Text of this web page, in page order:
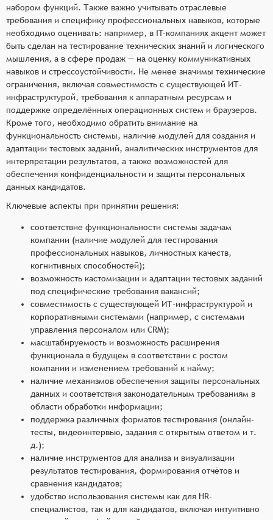
набором функций. Также важно учитывать отраслевые
требования и специфику профессиональных навыков, которые
необходимо оценивать: например, в IT-компаниях акцент может
быть сделан на тестирование технических знаний и логического
мышления, а в сфере продаж — на оценку коммуникативных
навыков и стрессоустойчивости. Не менее значимы технические
ограничения, включая совместимость с существующей ИТ-
инфраструктурой, требования к аппаратным ресурсам и
поддержке определённых операционных систем и браузеров.
Кроме того, необходимо обратить внимание на
функциональность системы, наличие модулей для создания и
адаптации тестовых заданий, аналитических инструментов для
интерпретации результатов, а также возможностей для
обеспечения конфиденциальности и защиты персональных
данных кандидатов.
Ключевые аспекты при принятии решения:
соответствие функциональности системы задачам
компании (наличие модулей для тестирования
профессиональных навыков, личностных качеств,
когнитивных способностей);
возможность кастомизации и адаптации тестовых заданий
под специфические требования вакансий;
совместимость с существующей ИТ-инфраструктурой и
корпоративными системами (например, с системами
управления персоналом или CRM);
масштабируемость и возможность расширения
функционала в будущем в соответствии с ростом
компании и изменением требований к найму;
наличие механизмов обеспечения защиты персональных
данных и соответствия законодательным требованиям в
области обработки информации;
поддержка различных форматов тестирования (онлайн-
тесты, видеоинтервью, задания с открытым ответом и т.
д.);
наличие инструментов для анализа и визуализации
результатов тестирования, формирования отчётов и
сравнения кандидатов;
удобство использования системы как для HR-
специалистов, так и для кандидатов, включая интуитивно